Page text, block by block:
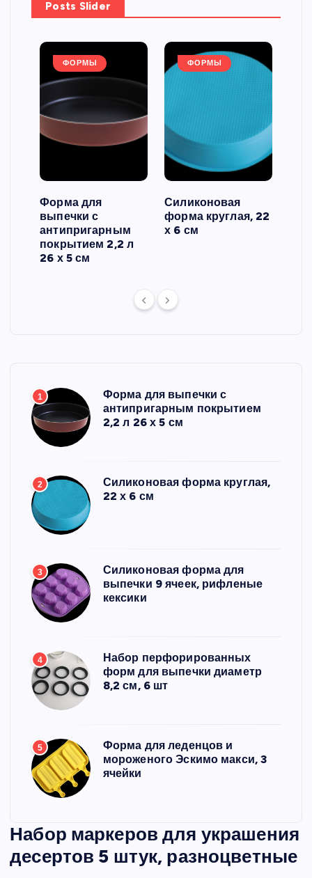
Posts Slider
ФОРМЫ
Форма для
выпечки с
антипригарным
покрытием 2,2 л
26 х 5 см
ФОРМЫ
Силиконовая
форма круглая, 22
х 6 см
1
Форма для выпечки с
антипригарным покрытием
2,2 л 26 х 5 см
2
Силиконовая форма круглая,
22 х 6 см
3
Силиконовая форма для
выпечки 9 ячеек, рифленые
кексики
4
Набор перфорированных
форм для выпечки диаметр
8,2 см, 6 шт
5
Форма для леденцов и
мороженого Эскимо макси, 3
ячейки
Набор маркеров для украшения
десертов 5 штук, разноцветные